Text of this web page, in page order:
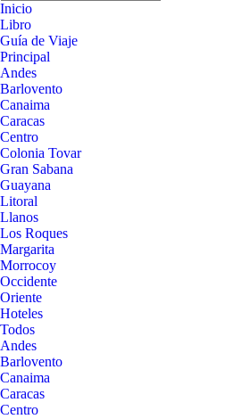
Inicio
Libro
Guía de Viaje
Principal
Andes
Barlovento
Canaima
Caracas
Centro
Colonia Tovar
Gran Sabana
Guayana
Litoral
Llanos
Los Roques
Margarita
Morrocoy
Occidente
Oriente
Hoteles
Todos
Andes
Barlovento
Canaima
Caracas
Centro